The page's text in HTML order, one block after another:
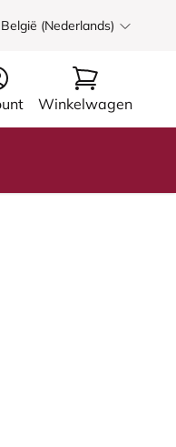
België (Nederlands)
Winkelwagen